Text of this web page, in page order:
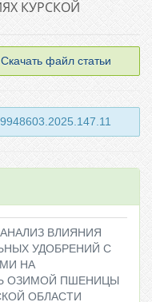
КУРСКОЙ
Скачать файл статьи
ВЛИЯНИЯ
УДОБРЕНИЙ С
НА
ОЗИМОЙ ПШЕНИЦЫ
ОБЛАСТИ